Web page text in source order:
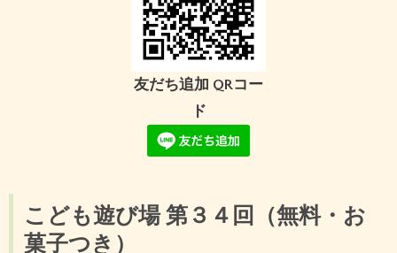
友だち追加 QRコー
ド
こども遊び場 第３４回 （無料・お
菓子つき）